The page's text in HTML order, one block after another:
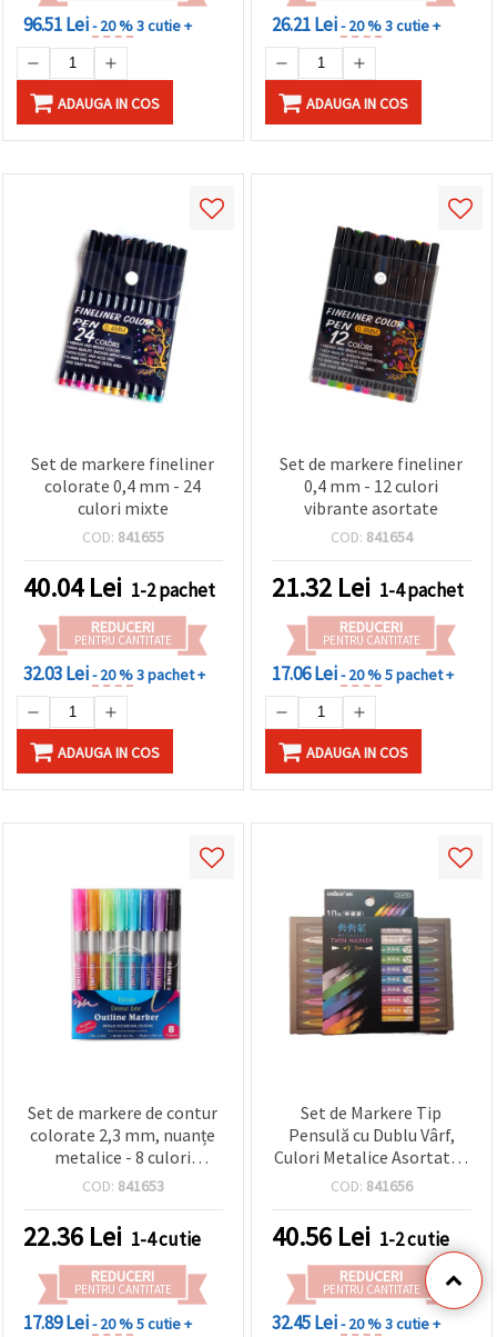
96.51 Lei- 20 %3 cutie +
ADAUGA IN COS
26.21 Lei- 20 %3 cutie +
ADAUGA IN COS
Set de markere fineliner
colorate 0,4 mm - 24
culori mixte
COD: 841655
40.04Lei 1-2 pachet
REDUCERI
PENTRU CANTITATE
32.03 Lei- 20 %3 pachet +
ADAUGA IN COS
Set de markere fineliner
0,4 mm - 12 culori
vibrante asortate
COD: 841654
21.32 Lei 1-4 pachet
REDUCERI
PENTRU CANTITATE
17.06 Lei- 20 %5 pachet +
ADAUGA IN COS
Set de markere de contur
colorate 2,3 mm, nuanțe
metalice - 8 culori
asortate
COD: 841653
22.36 Lei 1-4 cutie
REDUCERI
PENTRU CANTITATE
17.89 Lei- 20 %5 cutie +
Set de Markere Tip
Pensulă cu Dublu Vârf,
Culori Metalice Asortate -
10 Bucăți
COD: 841656
40.56 Lei 1-2 cutie
REDUCERI
PENTRU CANTITATE
32.45 Lei- 20 %3 cutie +